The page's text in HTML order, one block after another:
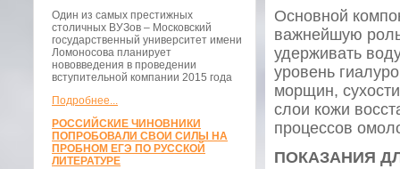
Один из самых престижных
столичных ВУЗов – Московский
государственный университет имени
Ломоносова планирует
нововведения в проведении
вступительной компании 2015 года
Подробнее...
РОССИЙСКИЕ ЧИНОВНИКИ
ПОПРОБОВАЛИ СВОИ СИЛЫ НА
ПРОБНОМ ЕГЭ ПО РУССКОЙ
ЛИТЕРАТУРЕ
Основной
важнейшую
удерживать
уровень
морщин,
слои кожи
процессов
ПОКАЗАНИЯ